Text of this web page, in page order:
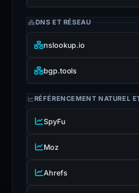
DNS ET RÉSEAU
nslookup.io
bgp.tools
RÉFÉRENCEMENT NATUREL
SpyFu
Moz
Ahrefs